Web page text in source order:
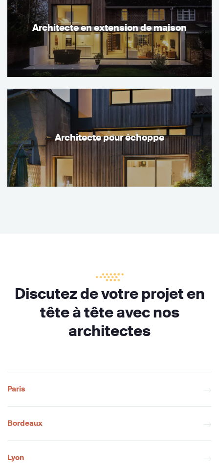
Architecte en extension de maison
Architecte pour échoppe
Discutez de votre projet en
tête à tête avec nos
architectes
Paris
Bordeaux
Lyon